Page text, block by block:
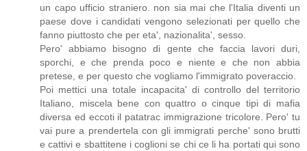
un capo ufficio straniero. non sia mai che l'Italia diventi un
paese dove i candidati vengono selezionati per quello che
fanno piuttosto che per eta', nazionalita', sesso.
Pero' abbiamo bisogno di gente che faccia lavori duri,
sporchi, e che prenda poco e niente e che non abbia
pretese, e per questo che vogliamo l'immigrato poveraccio.
Poi mettici una totale incapacita' di controllo del territorio
Italiano, miscela bene con quattro o cinque tipi di mafia
diversa ed eccoti il patatrac immigrazione tricolore. Pero' tu
vai pure a prendertela con gli immigrati perche' sono brutti
e cattivi e sbattitene i coglioni se chi ce li ha portati qui sono